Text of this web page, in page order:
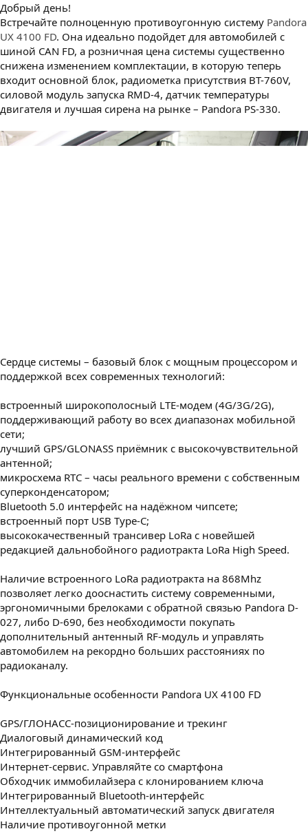
Добрый день!
Встречайте полноценную противоугонную систему Pandora
UX 4100 FD. Она идеально подойдет для автомобилей с
шиной CAN FD, а розничная цена системы существенно
снижена изменением комплектации, в которую теперь
входит основной блок, радиометка присутствия BT-760V,
силовой модуль запуска RMD-4, датчик температуры
двигателя и лучшая сирена на рынке – Pandora PS-330.
Сердце системы – базовый блок с мощным процессором и
поддержкой всех современных технологий:
встроенный широкополосный LTE-модем (4G/3G/2G),
поддерживающий работу во всех диапазонах мобильной
сети;
лучший GPS/GLONASS приёмник с высокочувствительной
антенной;
микросхема RTC – часы реального времени с собственным
суперконденсатором;
Bluetooth 5.0 интерфейс на надёжном чипсете;
встроенный порт USB Type-C;
высококачественный трансивер LoRa c новейшей
редакцией дальнобойного радиотракта LoRa High Speed.
Наличие встроенного LoRa радиотракта на 868Mhz
позволяет легко дооснастить систему современными,
эргономичными брелоками с обратной связью Pandora D-
027, либо D-690, без необходимости покупать
дополнительный антенный RF-модуль и управлять
автомобилем на рекордно больших расстояниях по
радиоканалу.
Функциональные особенности Pandora UX 4100 FD
GPS/ГЛОНАСС-позиционирование и трекинг
Диалоговый динамический код
Интегрированный GSM-интерфейс
Интернет-сервис. Управляйте со смартфона
Обходчик иммобилайзера с клонированием ключа
Интегрированный Bluetooth-интерфейс
Интеллектуальный автоматический запуск двигателя
Наличие противоугонной метки